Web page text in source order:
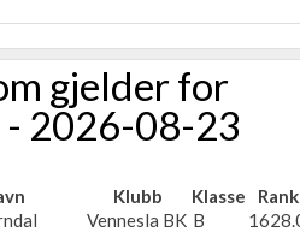
gjelder for
2026-08-23
Klubb Klasse
Rank
Vennesla BK B